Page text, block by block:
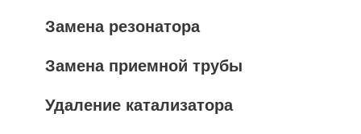
Замена резонатора
Замена приемной трубы
Удаление катализатора